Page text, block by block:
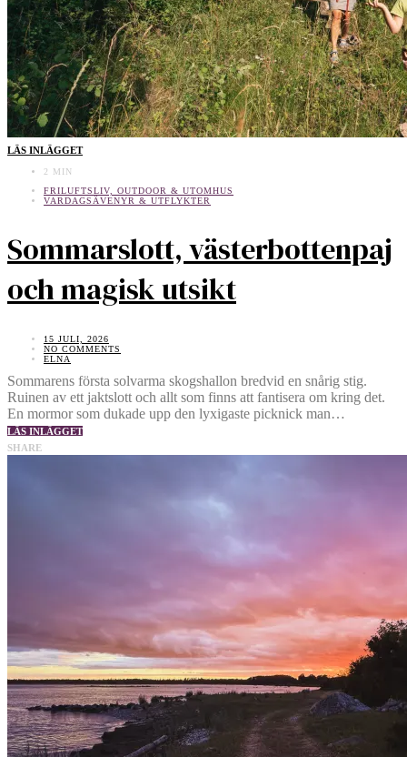
LÄS INLÄGGET
2 MIN
FRILUFTSLIV, OUTDOOR & UTOMHUS
VARDAGSÄVENYR & UTFLYKTER
Sommarslott, västerbottenpaj
och magisk utsikt
15 JULI, 2026
NO COMMENTS
ELNA
Sommarens första solvarma skogshallon bredvid en snårig stig.
Ruinen av ett jaktslott och allt som finns att fantisera om kring det.
En mormor som dukade upp den lyxigaste picknick man…
LÄS INLÄGGET
SHARE